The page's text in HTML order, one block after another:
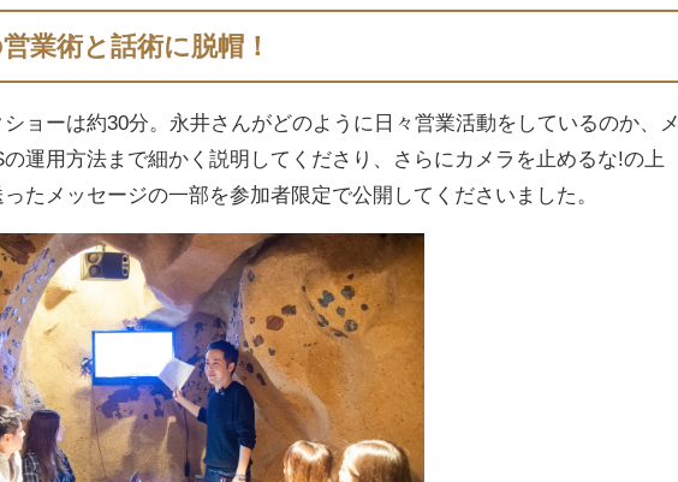
業術と話術に脱帽！
ョーは約30分。永井さんがどのように日々営業活動をしているのか、メ
運用方法まで細かく説明してくださり、さらにカメラを止めるな!の上
たメッセージの一部を参加者限定で公開してくださいました。